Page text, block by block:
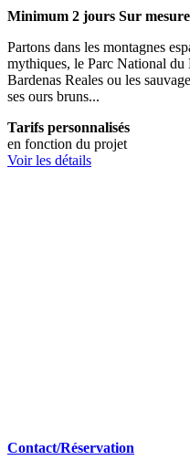
Minimum 2 jours Sur mesure
Partons dans les montagnes
mythiques, le Parc National du
Bardenas Reales ou les
ses ours bruns...
Tarifs personnalisés
en fonction du projet
Voir les détails
Contact/Réservation